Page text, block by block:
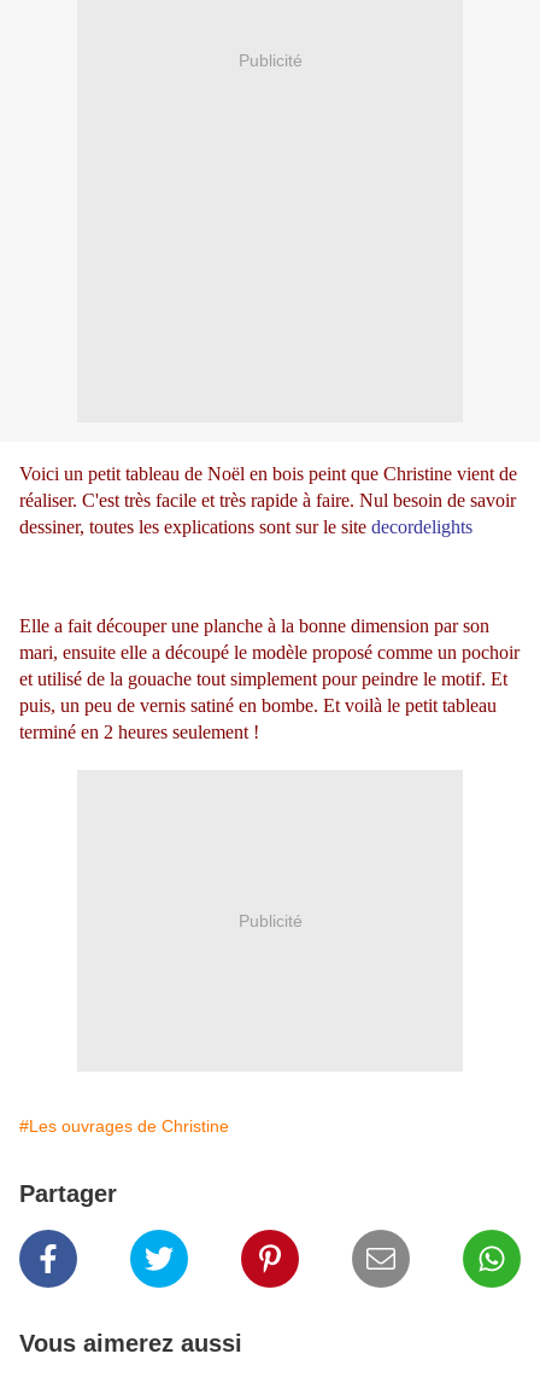
Publicité
Voici un petit tableau de Noël en bois peint que Christine vient de
réaliser. C'est très facile et très rapide à faire. Nul besoin de savoir
dessiner, toutes les explications sont sur le site decordelights
Elle a fait découper une planche à la bonne dimension par son
mari, ensuite elle a découpé le modèle proposé comme un pochoir
et utilisé de la gouache tout simplement pour peindre le motif. Et
puis, un peu de vernis satiné en bombe. Et voilà le petit tableau
terminé en 2 heures seulement !
Publicité
#Les ouvrages de Christine
Partager
Vous aimerez aussi